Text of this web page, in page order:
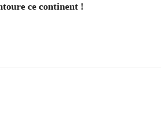
ce continent !